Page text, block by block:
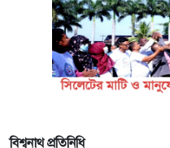
বিশ্বনাথ প্রতিনিধি